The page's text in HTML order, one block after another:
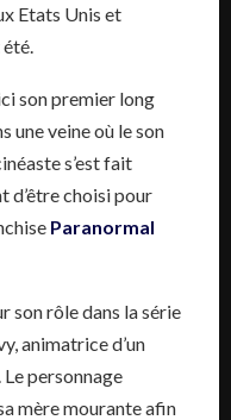
Etats Unis et
son premier long
une veine où le son
s’est fait
d’être choisi pour
Paranormal
son rôle dans la série
animatrice d’un
personnage
mère mourante afin